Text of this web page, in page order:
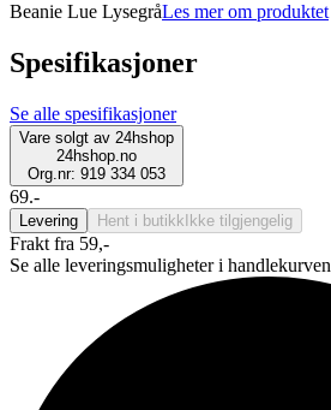
Beanie Lue LysegråLes mer om produktet
Spesifikasjoner
Se alle spesifikasjoner
Vare solgt av 24hshop
24hshop.no
Org.nr: 919 334 053
69.-
Levering Hent i butikk Ikke tilgjengelig
Frakt fra 59,-
Se alle leveringsmuligheter i handlekurven